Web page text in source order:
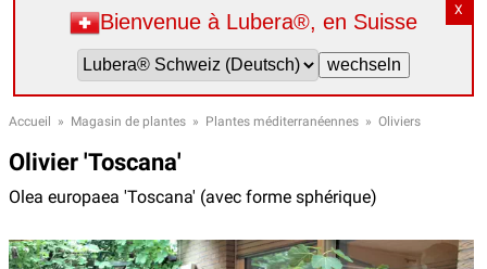
X
Bienvenue à Lubera®, en Suisse
Accueil » Magasin de plantes » Plantes méditerranéennes » Oliviers
Olivier 'Toscana'
Olea europaea 'Toscana' (avec forme sphérique)